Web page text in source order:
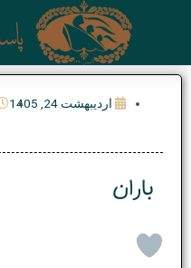
اردیبهشت 24, 1405
باران